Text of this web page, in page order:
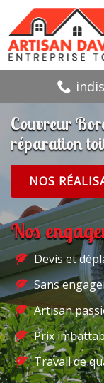
Couvreur
réparation
NOS
Nos
Devis et
Sans
Artisan
Prix
Travail de